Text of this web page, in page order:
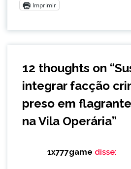
Imprimir
12 thoughts on “
integrar facção
preso em
na Vila Operária”
1x777game disse: